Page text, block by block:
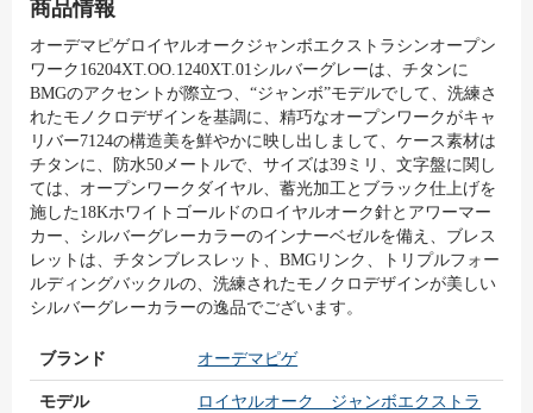
商品情報
オーデマピゲロイヤルオークジャンボエクストラシンオープン
ワーク16204XT.OO.1240XT.01シルバーグレーは、チタンに
BMGのアクセントが際立つ、“ジャンボ”モデルでして、洗練さ
れたモノクロデザインを基調に、精巧なオープンワークがキャ
リバー7124の構造美を鮮やかに映し出しまして、ケース素材は
チタンに、防水50メートルで、サイズは39ミリ、文字盤に関し
ては、オープンワークダイヤル、蓄光加工とブラック仕上げを
施した18Kホワイトゴールドのロイヤルオーク針とアワーマー
カー、シルバーグレーカラーのインナーベゼルを備え、ブレス
レットは、チタンブレスレット、BMGリンク、トリプルフォー
ルディングバックルの、洗練されたモノクロデザインが美しい
シルバーグレーカラーの逸品でございます。
ブランド オーデマピゲ
モデル
ロイヤルオーク ジャンボエクストラ